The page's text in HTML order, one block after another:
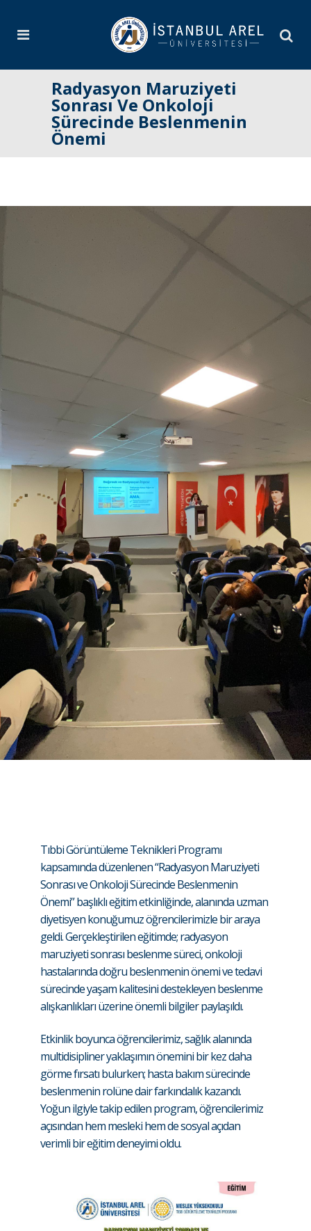
Radyasyon Maruziyeti
Sonrası Ve Onkoloji
Sürecinde Beslenmenin
Önemi
Tıbbi Görüntüleme Teknikleri Programı
kapsamında düzenlenen “Radyasyon Maruziyeti
Sonrası ve Onkoloji Sürecinde Beslenmenin
Önemi” başlıklı eğitim etkinliğinde, alanında uzman
diyetisyen konuğumuz öğrencilerimizle bir araya
geldi. Gerçekleştirilen eğitimde; radyasyon
maruziyeti sonrası beslenme süreci, onkoloji
hastalarında doğru beslenmenin önemi ve tedavi
sürecinde yaşam kalitesini destekleyen beslenme
alışkanlıkları üzerine önemli bilgiler paylaşıldı.
Etkinlik boyunca öğrencilerimiz, sağlık alanında
multidisipliner yaklaşımın önemini bir kez daha
görme fırsatı bulurken; hasta bakım sürecinde
beslenmenin rolüne dair farkındalık kazandı.
Yoğun ilgiyle takip edilen program, öğrencilerimiz
açısından hem mesleki hem de sosyal açıdan
verimli bir eğitim deneyimi oldu.